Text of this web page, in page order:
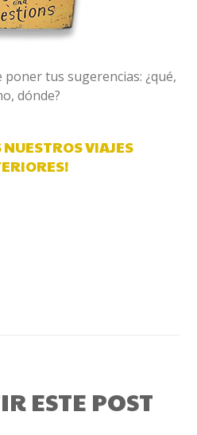
tus sugerencias: ¿qué,
dónde?
VIAJES
ESTE POST